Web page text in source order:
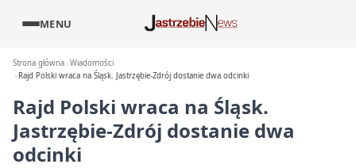
MENU
Strona główna Wiadomości
Rajd Polski wraca na Śląsk. Jastrzębie-Zdrój dostanie dwa odcinki
Rajd Polski wraca na Śląsk.
Jastrzębie-Zdrój dostanie dwa
odcinki